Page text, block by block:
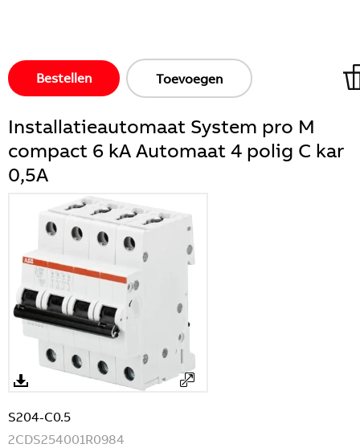
Bestellen Toevoegen
Installatieautomaat System pro M
compact 6 kA Automaat 4 polig C kar
0,5A
S204-C0.5
2CDS254001R0984